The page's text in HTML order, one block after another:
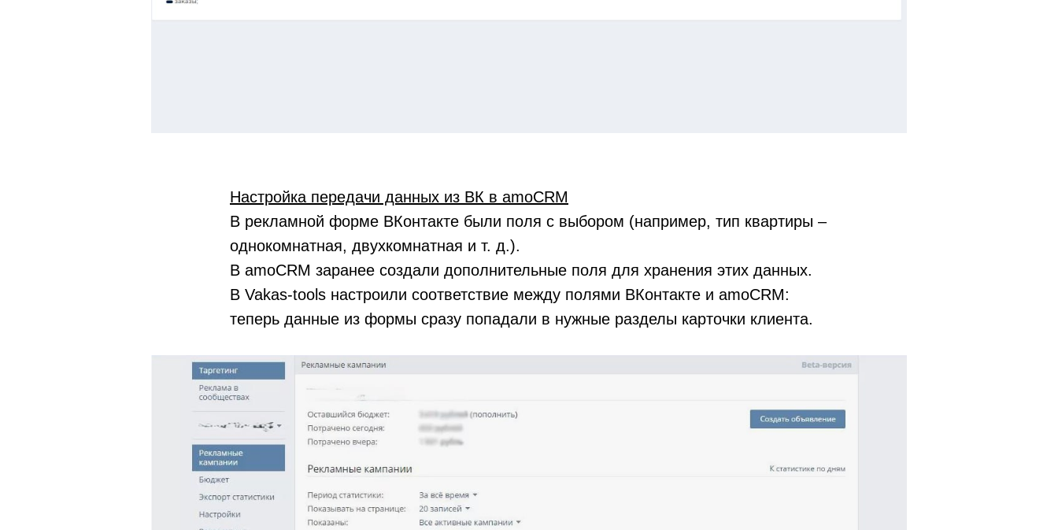
Настройка передачи данных из ВК в amoCRM
В рекламной форме ВКонтакте были поля с выбором (например, тип квартиры –
однокомнатная, двухкомнатная и т. д.).
В amoCRM заранее создали дополнительные поля для хранения этих данных.
В Vakas-tools настроили соответствие между полями ВКонтакте и amoCRM:
теперь данные из формы сразу попадали в нужные разделы карточки клиента.